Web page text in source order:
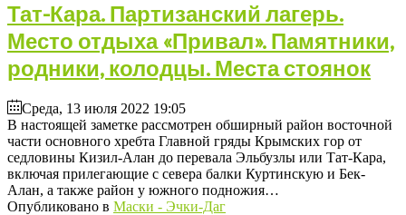
Тат-Кара. Партизанский лагерь.
Место отдыха «Привал». Памятники,
родники, колодцы. Места стоянок
Среда, 13 июля 2022 19:05
В настоящей заметке рассмотрен обширный район восточной
части основного хребта Главной гряды Крымских гор от
седловины Кизил-Алан до перевала Эльбузлы или Тат-Кара,
включая прилегающие с севера балки Куртинскую и Бек-
Алан, а также район у южного подножия…
Опубликовано в Маски - Эчки-Даг